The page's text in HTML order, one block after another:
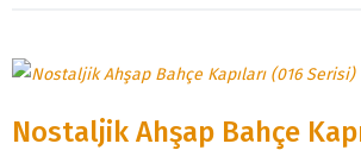
Nostaljik Ahşap Bahçe